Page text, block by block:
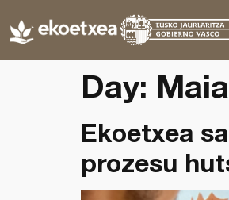
Day:
Ekoetxea
prozesu